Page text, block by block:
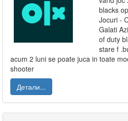
blacks
Jocuri -
Galati
of duty
stare f
acum 2 luni se poate juca in toate
shooter
Детали...